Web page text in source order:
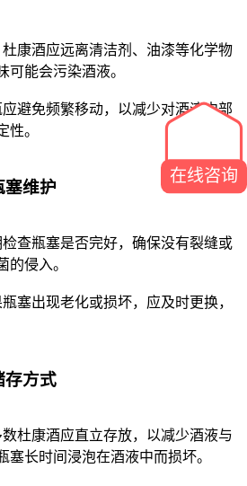
酒应远离清洁剂、油漆等化学物
可能会污染酒液。
免频繁移动，以减少对酒液内部
性。
维护
瓶塞是否完好，确保没有裂缝或
的侵入。
出现老化或损坏，应及时更换，
方式
康酒应直立存放，以减少酒液与
塞长时间浸泡在酒液中而损坏。
在线咨询